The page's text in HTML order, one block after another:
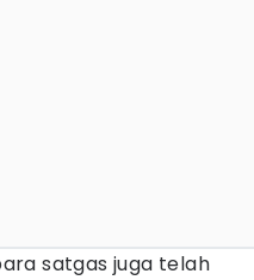
satgas juga telah